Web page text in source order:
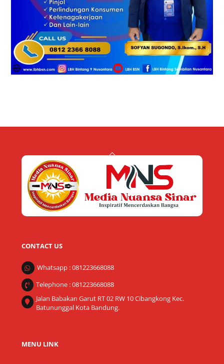
Back
Top
CONTACT US
Whatsapp : 081223668088
Telephone : 081223668088
Jalan Babakan Garut RT 02 RW 10 Cibangkong Kec.
Batununggal Kota Bandung.
MENU LINK